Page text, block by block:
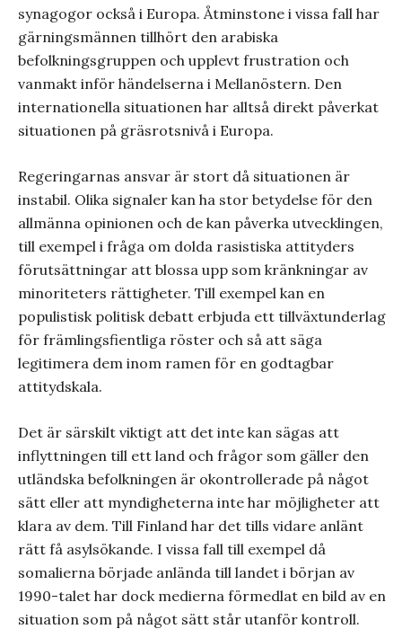
synagogor också i Europa. Åtminstone i vissa fall har
gärningsmännen tillhört den arabiska
befolkningsgruppen och upplevt frustration och
vanmakt inför händelserna i Mellanöstern. Den
internationella situationen har alltså direkt påverkat
situationen på gräsrotsnivå i Europa.
Regeringarnas ansvar är stort då situationen är
instabil. Olika signaler kan ha stor betydelse för den
allmänna opinionen och de kan påverka utvecklingen,
till exempel i fråga om dolda rasistiska attityders
förutsättningar att blossa upp som kränkningar av
minoriteters rättigheter. Till exempel kan en
populistisk politisk debatt erbjuda ett tillväxtunderlag
för främlingsfientliga röster och så att säga
legitimera dem inom ramen för en godtagbar
attitydskala.
Det är särskilt viktigt att det inte kan sägas att
inflyttningen till ett land och frågor som gäller den
utländska befolkningen är okontrollerade på något
sätt eller att myndigheterna inte har möjligheter att
klara av dem. Till Finland har det tills vidare anlänt
rätt få asylsökande. I vissa fall till exempel då
somalierna började anlända till landet i början av
1990-talet har dock medierna förmedlat en bild av en
situation som på något sätt står utanför kontroll.